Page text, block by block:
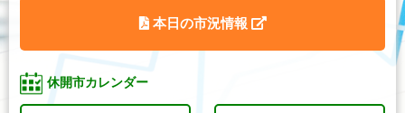
本日の市況情報
休開市カレンダー